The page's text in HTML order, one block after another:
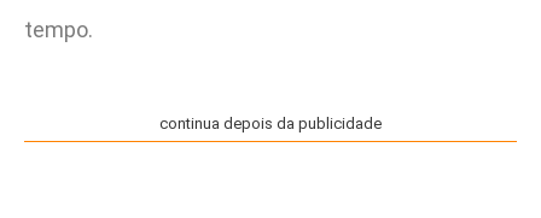
tempo​.
continua depois da publicidade